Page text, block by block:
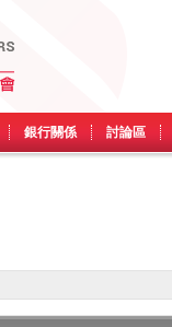
銀行關係 討論區